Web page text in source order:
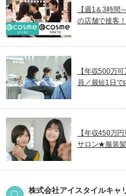
【週1＆3時間
の店舗で接客
【年収500万
員／最短1日で
【年収450万
サロン★服装
株式会社アイスタイルキャ